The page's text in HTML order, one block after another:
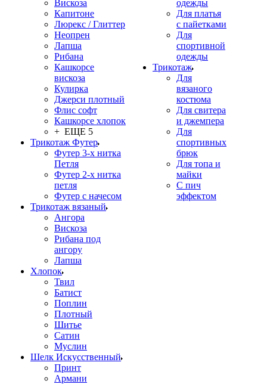
Вискоза
Капитоне
Люрекс / Глиттер
Неопрен
Лапша
Рибана
Кашкорсе
вискоза
Кулирка
Джерси плотный
Флис софт
Кашкорсе хлопок
+ ЕЩЕ 5
Трикотаж Футер
Футер 3-х нитка
Петля
Футер 2-х нитка
петля
Футер с начесом
Трикотаж вязаный
Ангора
Вискоза
Рибана под
ангору
Лапша
Хлопок
Твил
Батист
Поплин
Плотный
Шитье
Сатин
Муслин
Шелк Искусственный
Принт
Армани
одежды
Для платья
с пайетками
Для
спортивной
одежды
Трикотаж
Для
вязаного
костюма
Для свитера
и джемпера
Для
спортивных
брюк
Для топа и
майки
С пич
эффектом